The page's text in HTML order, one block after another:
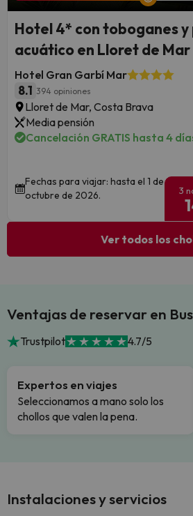
Hotel 4* con toboganes y
acuático en Lloret de Mar
Hotel Gran Garbí Mar
8.1 394 opiniones
Lloret de Mar, Costa Brava
Media pensión
Cancelación GRATIS hasta 4
Fechas para viajar: hasta el 1 de
octubre de 2026.
3
Ver todos los
Ventajas de reservar en
Trustpilot 4.7/5
Expertos en viajes
Seleccionamos a mano solo los
chollos que valen la pena.
Instalaciones y servicios